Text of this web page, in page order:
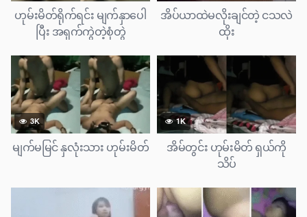
ဟုမ်းမိတ်ရိုက်ရင်း မျက်နှာပေါ
ပြီး အရှက်ကွဲတဲ့စုံတွဲ
အိပ်ယာထဲမလိုးချင်တဲ့ ငသလဲ
ထိုး
3K
မျက်မမြင် နှလုံးသား ဟုမ်းမိတ်
1K
အိမ်တွင်း ဟုမ်းမိတ် ရှယ်ကို
သိပ်